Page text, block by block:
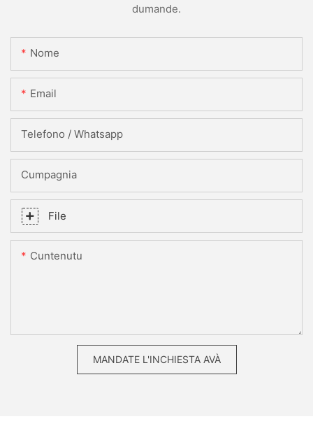
dumande.
Nome
Email
Telefono / Whatsapp
Cumpagnia
File
Cuntenutu
MANDATE L'INCHIESTA AVÀ